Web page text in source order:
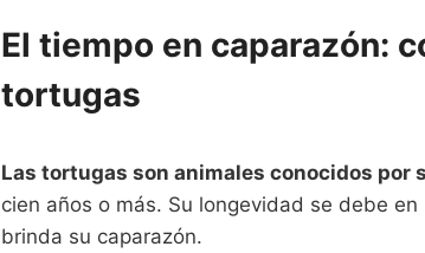
El tiempo en caparazón:
tortugas
Las tortugas son animales conocidos por
cien años o más. Su longevidad se debe
brinda su caparazón.